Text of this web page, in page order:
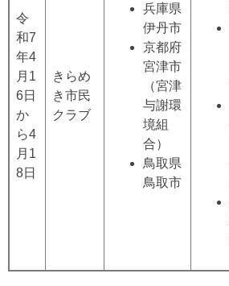
令
和7
年4
月1
6日
か
ら4
月1
8日
きらめ
き市民
クラブ
​兵庫県
伊丹市
京都府
宮津市
（宮津
与謝環
境組
合）
鳥取県
鳥取市